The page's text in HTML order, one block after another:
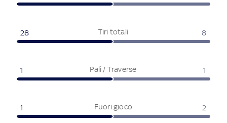
Tiri totali
28 8
Pali / Traverse
1 1
Fuori gioco
1 2